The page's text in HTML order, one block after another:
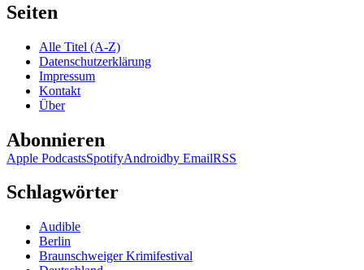
Seiten
Alle Titel (A-Z)
Datenschutzerklärung
Impressum
Kontakt
Über
Abonnieren
Apple PodcastsSpotifyAndroidby EmailRSS
Schlagwörter
Audible
Berlin
Braunschweiger Krimifestival